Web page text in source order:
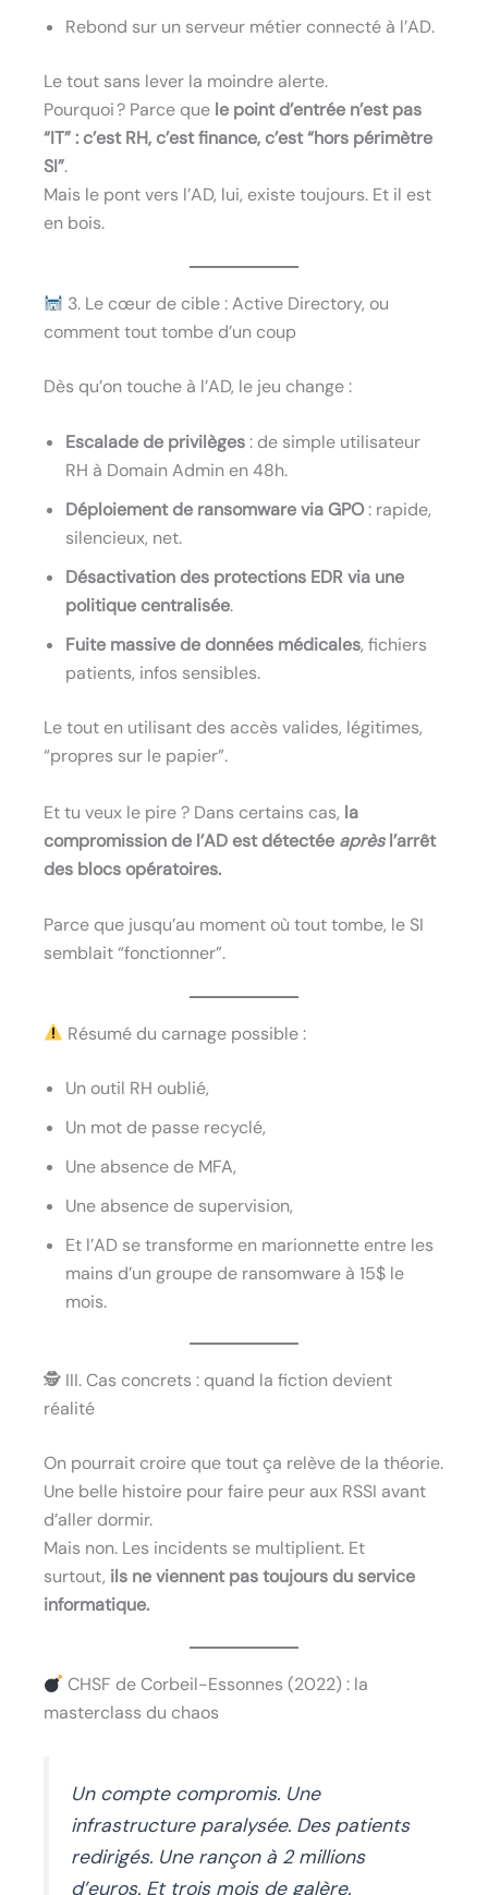
Rebond sur un serveur métier connecté à l’AD.
Le tout sans lever la moindre alerte.
Pourquoi ? Parce que le point d’entrée n’est pas
“IT” : c’est RH, c’est finance, c’est “hors périmètre
SI”.
Mais le pont vers l’AD, lui, existe toujours. Et il est
en bois.
3. Le cœur de cible : Active Directory, ou
comment tout tombe d’un coup
Dès qu’on touche à l’AD, le jeu change :
Escalade de privilèges: de simple utilisateur
RH à Domain Admin en 48h.
Déploiement de ransomware via GPO: rapide,
silencieux, net.
Désactivation des protections EDR via une
politique centralisée.
Fuite massive de données médicales, fichiers
patients, infos sensibles.
Le tout en utilisant des accès valides, légitimes,
“propres sur le papier”.
Et tu veux le pire ? Dans certains cas, la
compromission de l’AD est détectée aprèsl’arrêt
des blocs opératoires.
Parce que jusqu’au moment où tout tombe, le SI
semblait “fonctionner”.
Résumé du carnage possible :
Un outil RH oublié,
Un mot de passe recyclé,
Une absence de MFA,
Une absence de supervision,
Et l’AD se transforme en marionnette entre les
mains d’un groupe de ransomware à 15$ le
mois.
🕵️ III. Cas concrets : quand la fiction devient
réalité
On pourrait croire que tout ça relève de la théorie.
Une belle histoire pour faire peur aux RSSI avant
d’aller dormir.
Mais non. Les incidents se multiplient. Et
surtout, ils ne viennent pas toujours du service
informatique.
CHSF de Corbeil-Essonnes (2022) : la
masterclass du chaos
Un compte compromis. Une
infrastructure paralysée. Des patients
redirigés. Une rançon à 2 millions
d’euros. Et trois mois de galère.